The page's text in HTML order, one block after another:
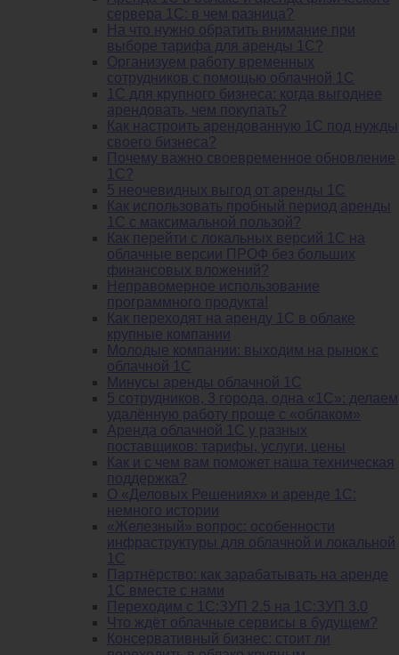
сервера 1С: в чем разница?
На что нужно обратить внимание при
выборе тарифа для аренды 1С?
Организуем работу временных
сотрудников с помощью облачной 1С
1С для крупного бизнеса: когда выгоднее
арендовать, чем покупать?
Как настроить арендованную 1С под нужды
своего бизнеса?
Почему важно своевременное обновление
1С?
5 неочевидных выгод от аренды 1С
Как использовать пробный период аренды
1С с максимальной пользой?
Как перейти с локальных версий 1С на
облачные версии ПРОФ без больших
финансовых вложений?
Неправомерное использование
программного продукта!
Как переходят на аренду 1С в облаке
крупные компании
Молодые компании: выходим на рынок с
облачной 1С
Минусы аренды облачной 1С
5 сотрудников, 3 города, одна «1С»: делаем
удалённую работу проще с «облаком»
Аренда облачной 1С у разных
поставщиков: тарифы, услуги, цены
Как и с чем вам поможет наша техническая
поддержка?
О «Деловых Решениях» и аренде 1С:
немного истории
«Железный» вопрос: особенности
инфраструктуры для облачной и локальной
1С
Партнёрство: как зарабатывать на аренде
1С вместе с нами
Переходим с 1С:ЗУП 2.5 на 1С:ЗУП 3.0
Что ждёт облачные сервисы в будущем?
Консервативный бизнес: стоит ли